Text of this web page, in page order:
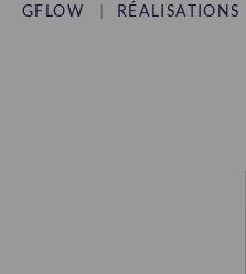
GFLOW RÉALISATIONS